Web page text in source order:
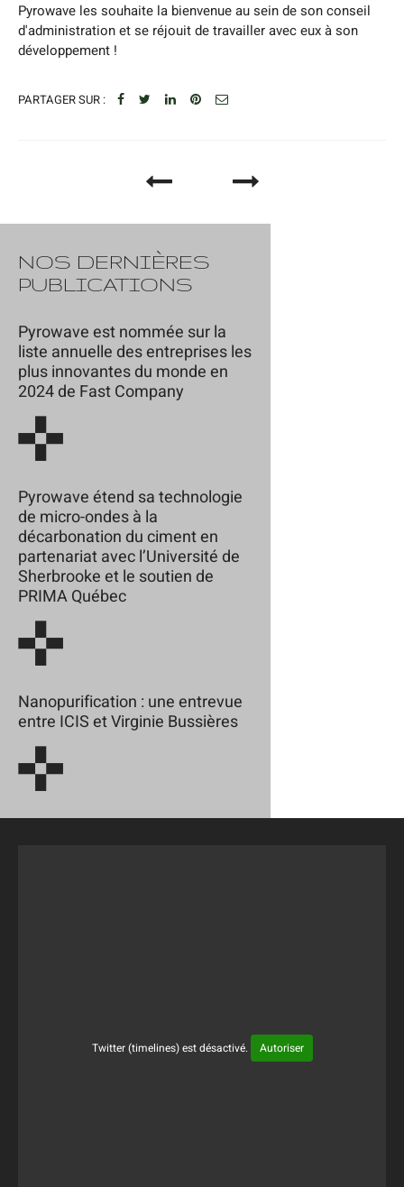
Pyrowave les souhaite la bienvenue au sein de son conseil
d'administration et se réjouit de travailler avec eux à son
développement !
PARTAGER SUR :
NOS DERNIÈRES
PUBLICATIONS
Pyrowave est nommée sur la
liste annuelle des entreprises les
plus innovantes du monde en
2024 de Fast Company
Pyrowave étend sa technologie
de micro-ondes à la
décarbonation du ciment en
partenariat avec l’Université de
Sherbrooke et le soutien de
PRIMA Québec
Nanopurification : une entrevue
entre ICIS et Virginie Bussières
Twitter (timelines) est désactivé. Autoriser